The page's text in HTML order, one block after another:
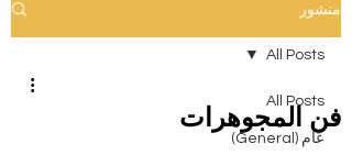
منشور
All Posts
عَام (General)
All Posts
فن المجوهرات